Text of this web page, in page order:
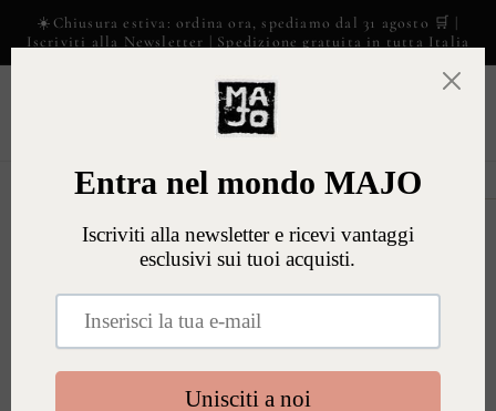
direttamente
ai contenuti
☀️Chiusura estiva: ordina ora, spediamo dal 31 agosto 🛒 |
Iscriviti alla Newsletter | Spedizione gratuita in tutta Italia
Passa alle
informazioni
sul prodotto